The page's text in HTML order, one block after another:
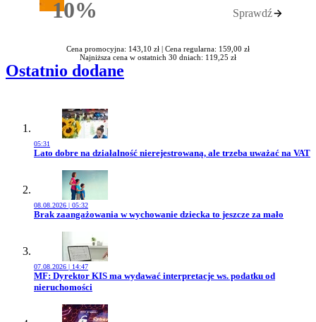
10%Rabatu Sprawdź
Cena promocyjna: 143,10 zł | Cena regularna: 159,00 zł
Najniższa cena w ostatnich 30 dniach: 119,25 zł
Ostatnio dodane
05:31
Przejdź do artykułu:
Lato dobre na działalność nierejestrowaną, ale trzeba uważać na VAT
08.08.2026 | 05:32
Przejdź do artykułu:
Brak zaangażowania w wychowanie dziecka to jeszcze za mało
07.08.2026 | 14:47
Przejdź do artykułu:
MF: Dyrektor KIS ma wydawać interpretacje ws. podatku od
nieruchomości